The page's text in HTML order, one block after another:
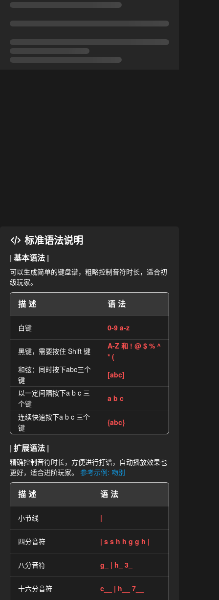
标准语法说明
| 基本语法 |
可以生成简单的键盘谱，粗略控制音符时长，适合初
级玩家。
描述 语法
白键 0-9 a-z
黑键，需要按住 Shift 键
A-Z 和 ! @ $ % ^
* (
和弦：同时按下abc三个
键
[abc]
以一定间隔按下a b c 三
个键
a b c
连续快速按下a b c 三个
键
{abc}
| 扩展语法 |
精确控制音符时长，方便进行打谱，自动播放效果也
更好，适合进阶玩家。参考示例: 吻别
描述 语法
小节线 |
四分音符 | s s h h g g h |
八分音符 g_ | h_ 3_
十六分音符 c__ | h__ 7__